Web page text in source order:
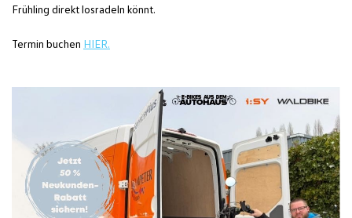
Frühling direkt losradeln könnt.
Termin buchen HIER.